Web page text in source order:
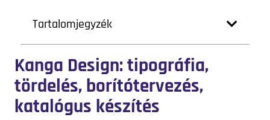
Tartalomjegyzék
Kanga Design: tipográfia,
tördelés, borítótervezés,
katalógus készítés